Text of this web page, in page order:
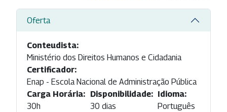
Oferta
Conteudista:
Ministério dos Direitos Humanos e Cidadania
Certificador:
Enap - Escola Nacional de Administração Pública
Carga Horária:
30h
Disponibilidade:
30 dias
Idioma:
Português